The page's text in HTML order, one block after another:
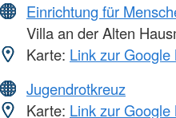
Einrichtung für
Villa an der Alten
Karte: Link zur
Jugendrotkreuz
Karte: Link zur